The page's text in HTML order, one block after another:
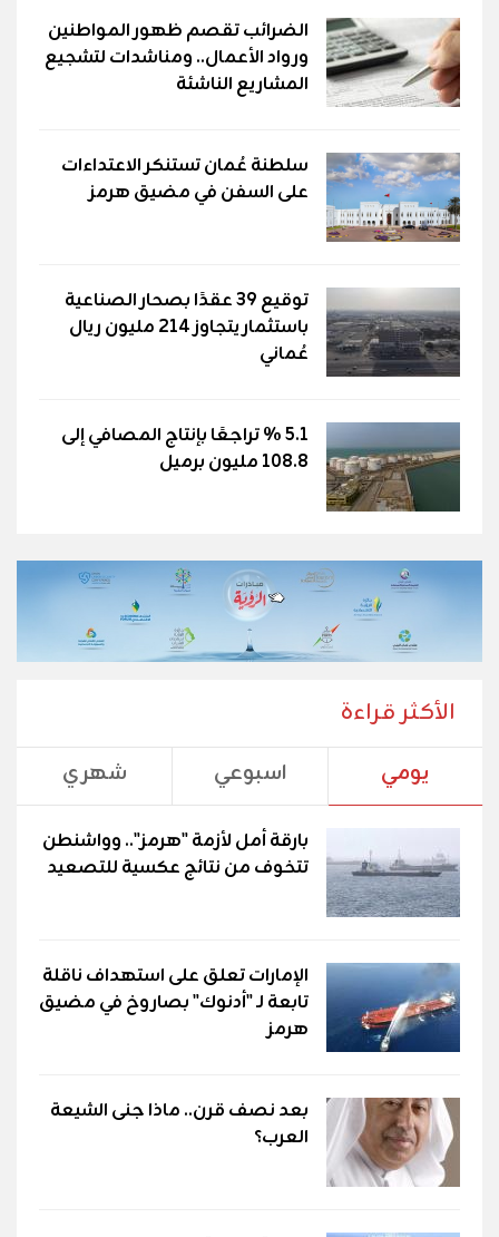
الضرائب تقصم ظهور المواطنين
ورواد الأعمال.. ومناشدات لتشجيع
المشاريع الناشئة
سلطنة عُمان تستنكر الاعتداءات
على السفن في مضيق هرمز
توقيع 39 عقدًا بصحار الصناعية
باستثمار يتجاوز 214 مليون ريال
عُماني
5.1 % تراجعًا بإنتاج المصافي إلى
108.8 مليون برميل
الأكثر قراءة
يومي اسبوعي شهري
بارقة أمل لأزمة "هرمز".. وواشنطن
تتخوف من نتائج عكسية للتصعيد
الإمارات تعلق على استهداف ناقلة
تابعة لـ "أدنوك" بصاروخ في مضيق
هرمز
بعد نصف قرن.. ماذا جنى الشيعة
العرب؟